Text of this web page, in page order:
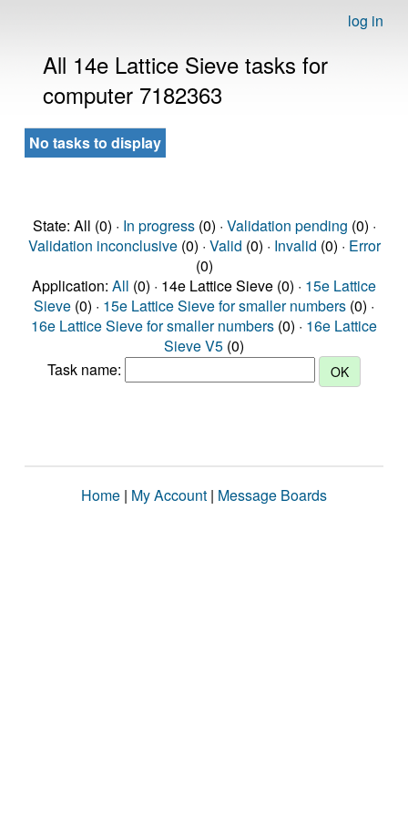
log in
All 14e Lattice Sieve tasks for
computer 7182363
No tasks to display
State: All (0) · In progress(0) · Validation pending (0) ·
Validation inconclusive(0) · Valid (0) · Invalid (0) · Error
(0)
Application: All (0) · 14e Lattice Sieve (0) · 15e Lattice
Sieve (0) · 15e Lattice Sieve for smaller numbers (0) ·
16e Lattice Sieve for smaller numbers (0) · 16e Lattice
Sieve V5 (0)
Task name:
Home | My Account | Message Boards